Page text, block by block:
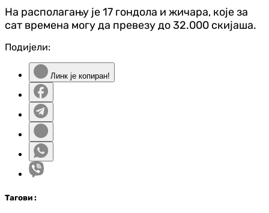
На располагању је 17 гондола и жичара, које за
сат времена могу да превезу до 32.000 скијаша.
Подијели:
Линк је копиран!
Тагови :